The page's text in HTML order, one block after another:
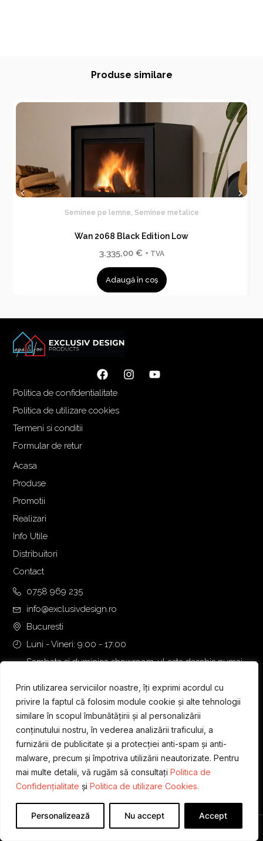
Prin utilizarea serviciilor noastre, îți exprimi acordul cu
privire la faptul că folosim module cookie și alte tehnologii
similare în scopul îmbunătățirii și al personalizării
conținutului nostru, în vederea analizării traficului, a
furnizării de publicitate și a protecției anti-spam și anti-
malware, precum și împotriva utilizării neautorizate. Pentru
mai multe detalii, vă rugăm să consultați Politica de
Confidențialitate și Politica de utilizare Cookies.
Personalizează Nu accept Accept
Produse similare
Seminee pe lemne, Seminee metalice
Wan 2068 Black Edition Low
3.335,00 € + TVA
Adaugă în coș
Politica de confidentialitate
Politica de utilizare cookies
Termeni si conditii
Formular de retur
Acasa
Produse
Promotii
Realizari
Info Utile
Distribuitori
Contact
0758 969 235
info@exclusivdesign.ro
Bucuresti
Luni - Vineri: 9:00 - 17:00
Sambata si duminica showroom-ul este deschis numai
Designed & Developed byWEDEV IT